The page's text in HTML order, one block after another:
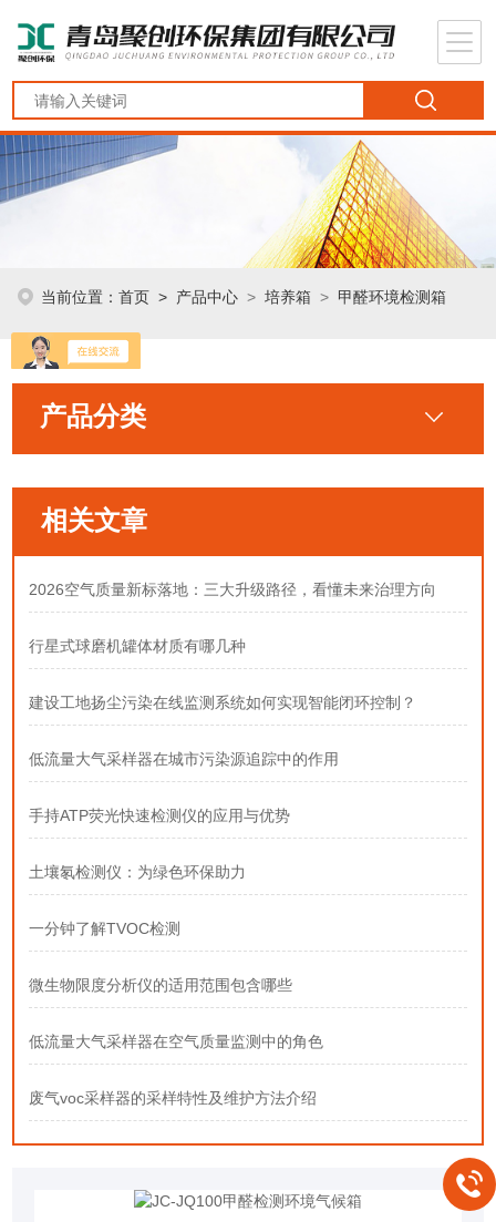
当前位置：首页 > 产品中心 >培养箱 > 甲醛环境检测箱
产品分类
相关文章
2026空气质量新标落地：三大升级路径，看懂未来治理方向
行星式球磨机罐体材质有哪几种
建设工地扬尘污染在线监测系统如何实现智能闭环控制？
低流量大气采样器在城市污染源追踪中的作用
手持ATP荧光快速检测仪的应用与优势
土壤氡检测仪：为绿色环保助力
一分钟了解TVOC检测
微生物限度分析仪的适用范围包含哪些
低流量大气采样器在空气质量监测中的角色
废气voc采样器的采样特性及维护方法介绍